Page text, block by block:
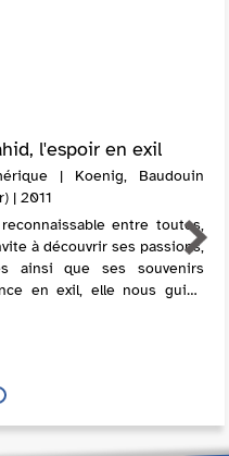
l'espoir en exil
| Koenig, Baudouin
| 2011
entre toutes,
à découvrir ses passions,
ainsi que ses souvenirs
en exil, elle nous guide